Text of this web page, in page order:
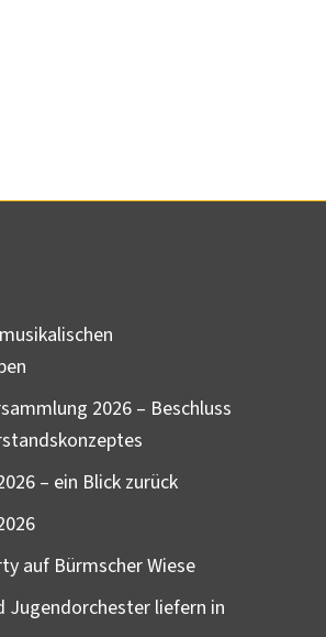
2026 – Beschluss
– ein Blick zurück
auf Bürmscher Wiese
Jugendorchester liefern in